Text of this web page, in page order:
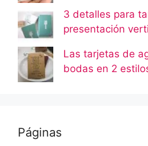
3 detalles para
presentación
Las tarjetas de
bodas en 2
Páginas